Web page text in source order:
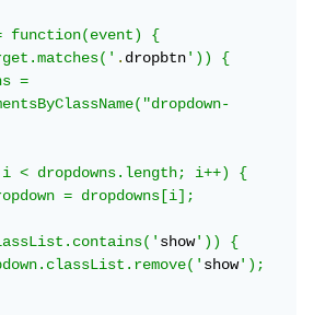
function(event) {
.dropbtn')) {
show')) {
show');